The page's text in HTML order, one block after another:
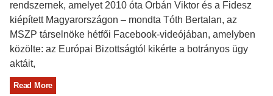
rendszernek, amelyet 2010 óta Orbán Viktor és a Fidesz
kiépített Magyarországon – mondta Tóth Bertalan, az
MSZP társelnöke hétfői Facebook-videójában, amelyben
közölte: az Európai Bizottságtól kikérte a botrányos ügy
aktáit,
Read More